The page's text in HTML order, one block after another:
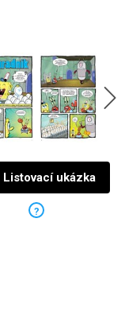
Listovací ukázka
?